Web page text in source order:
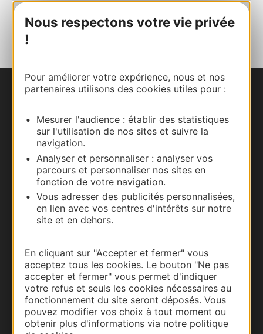
Nous respectons votre vie privée
!
Pour améliorer votre expérience, nous et nos
partenaires utilisons des cookies utiles pour :
Mesurer l'audience : établir des statistiques
sur l'utilisation de nos sites et suivre la
navigation.
Analyser et personnaliser : analyser vos
parcours et personnaliser nos sites en
fonction de votre navigation.
Vous adresser des publicités personnalisées,
en lien avec vos centres d'intérêts sur notre
site et en dehors.
En cliquant sur "Accepter et fermer" vous
acceptez tous les cookies. Le bouton "Ne pas
accepter et fermer" vous permet d'indiquer
votre refus et seuls les cookies nécessaires au
fonctionnement du site seront déposés. Vous
pouvez modifier vos choix à tout moment ou
obtenir plus d'informations via notre politique
AU CARNET
Carte interactive
Documentation
Thermalisme
Business/Mice
Pros d'Occitanie